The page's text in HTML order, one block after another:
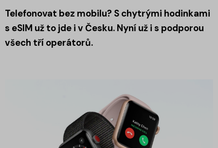
Telefonovat bez mobilu? S chytrými hodinkami
s eSIM už to jde i v Česku. Nyní už i s podporou
všech tří operátorů.